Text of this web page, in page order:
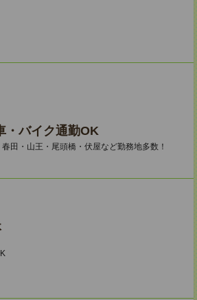
・バイク通勤OK
春田・山王・尾頭橋・伏屋など勤務地多数！